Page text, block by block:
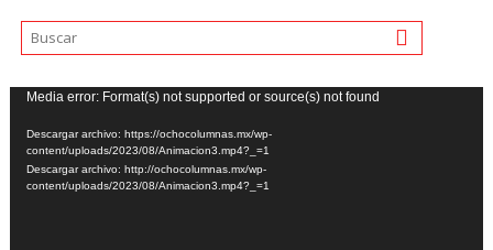
Reproductor
de
vídeo
Media error: Format(s) not supported or source(s) not found
Descargar archivo: https://ochocolumnas.mx/wp-
content/uploads/2023/08/Animacion3.mp4?_=1
Descargar archivo: http://ochocolumnas.mx/wp-
content/uploads/2023/08/Animacion3.mp4?_=1